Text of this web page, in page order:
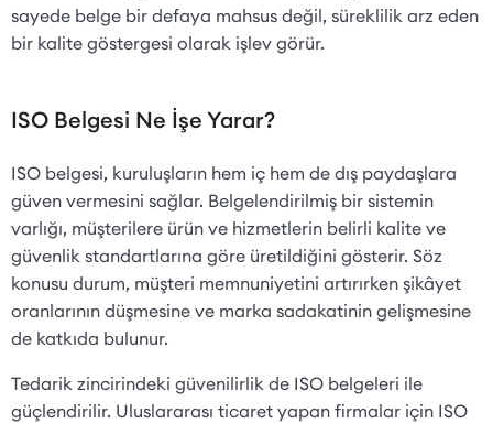
sayede belge bir defaya mahsus değil, süreklilik arz eden
bir kalite göstergesi olarak işlev görür.
ISO Belgesi Ne İşe Yarar?
ISO belgesi, kuruluşların hem iç hem de dış paydaşlara
güven vermesini sağlar. Belgelendirilmiş bir sistemin
varlığı, müşterilere ürün ve hizmetlerin belirli kalite ve
güvenlik standartlarına göre üretildiğini gösterir. Söz
konusu durum, müşteri memnuniyetini artırırken şikâyet
oranlarının düşmesine ve marka sadakatinin gelişmesine
de katkıda bulunur.
Tedarik zincirindeki güvenilirlik de ISO belgeleri ile
güçlendirilir. Uluslararası ticaret yapan firmalar için ISO